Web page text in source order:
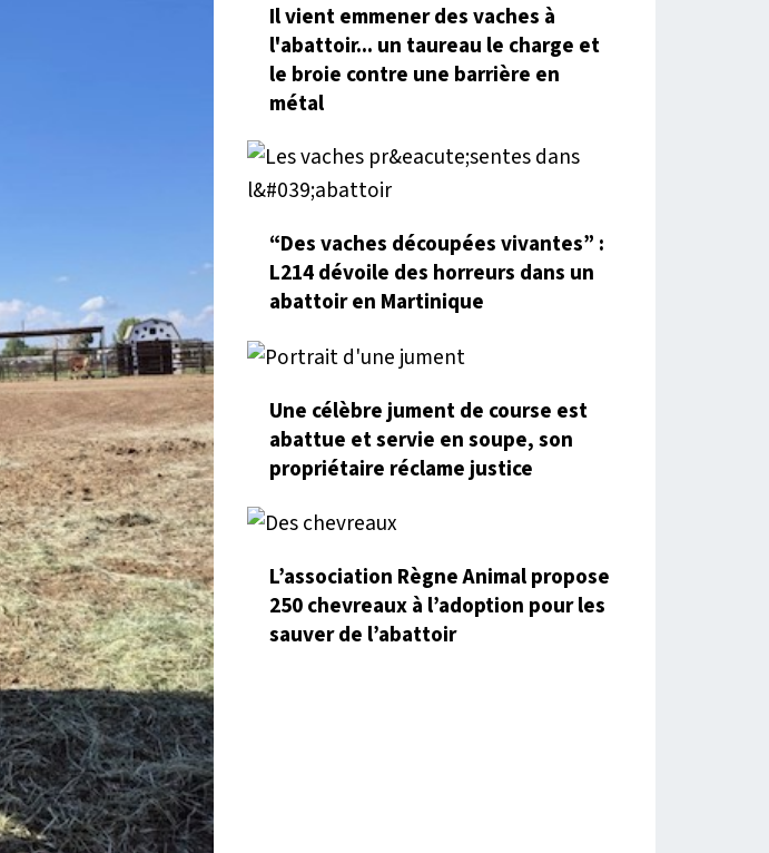
Il vient emmener des vaches à
l'abattoir... un taureau le charge et
le broie contre une barrière en
métal
“Des vaches découpées vivantes” :
L214 dévoile des horreurs dans un
abattoir en Martinique
Une célèbre jument de course est
abattue et servie en soupe, son
propriétaire réclame justice
L’association Règne Animal propose
250 chevreaux à l’adoption pour les
sauver de l’abattoir